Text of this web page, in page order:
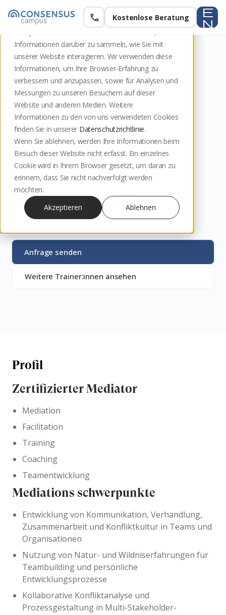
Diese Website speichert Cookies auf Ihrem
Informationen darüber zu sammeln, wie Sie mit
unserer Website interagieren. Wir verwenden diese
Informationen, um Ihre Browser-Erfahrung zu
verbessern und anzupassen, sowie für Analysen und
Messungen zu unseren Besuchern auf dieser
Website und anderen Medien. Weitere
Informationen zu den von uns verwendeten Cookies
finden Sie in unserer Datenschutzrichtlinie.
Wenn Sie ablehnen, werden Ihre Informationen beim
Besuch dieser Website nicht erfasst. Ein einzelnes
Cookie wird in Ihrem Browser gesetzt, um daran zu
erinnern, dass Sie nicht nachverfolgt werden
möchten.
Akzeptieren
Ablehnen
call Kostenlose Beratung
e
n
MEDIATION TRAINER:IN
Matthias Ryffel
Zertifizierter Mediator
Anfrage senden
Weitere Trainer:innen ansehen
Profil
Zertifizierter Mediator
Mediation
Facilitation
Training
Coaching
Teamentwicklung
Mediations schwerpunkte
Entwicklung von Kommunikation, Verhandlung,
Zusammenarbeit und Konfliktkultur in Teams und
Organisationen
Nutzung von Natur- und Wildniserfahrungen für
Teambuilding und persönliche
Entwicklungsprozesse
Kollaborative Konfliktanalyse und
Prozessgestaltung in Multi-Stakeholder-